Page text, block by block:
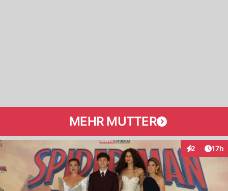
MEHR MUTTER
2 17h